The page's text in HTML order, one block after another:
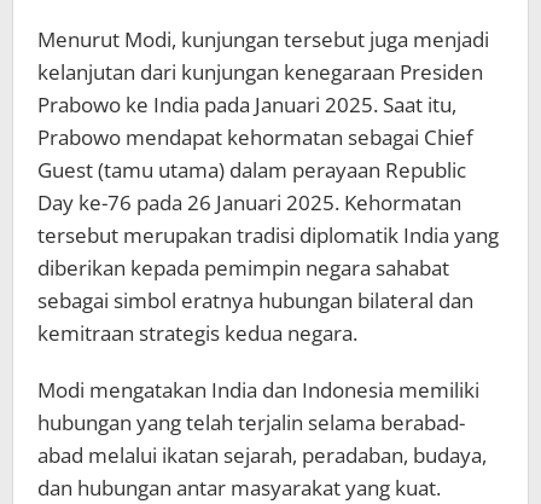
Menurut Modi, kunjungan tersebut juga menjadi
kelanjutan dari kunjungan kenegaraan Presiden
Prabowo ke India pada Januari 2025. Saat itu,
Prabowo mendapat kehormatan sebagai Chief
Guest (tamu utama) dalam perayaan Republic
Day ke-76 pada 26 Januari 2025. Kehormatan
tersebut merupakan tradisi diplomatik India yang
diberikan kepada pemimpin negara sahabat
sebagai simbol eratnya hubungan bilateral dan
kemitraan strategis kedua negara.
Modi mengatakan India dan Indonesia memiliki
hubungan yang telah terjalin selama berabad-
abad melalui ikatan sejarah, peradaban, budaya,
dan hubungan antar masyarakat yang kuat.